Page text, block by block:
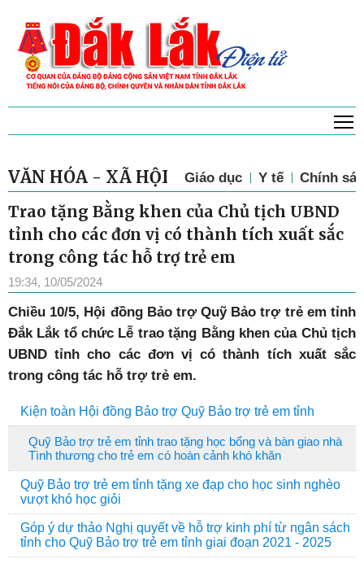
VĂN HÓA - XÃ HỘI Giáo dục Y tế Chính
Trao tặng Bằng khen của Chủ tịch UBND
tỉnh cho các đơn vị có thành tích xuất sắc
trong công tác hỗ trợ trẻ em
19:34, 10/05/2024
Chiều 10/5, Hội đồng Bảo trợ Quỹ Bảo trợ trẻ em tỉnh
Đắk Lắk tổ chức Lễ trao tặng Bằng khen của Chủ tịch
UBND tỉnh cho các đơn vị có thành tích xuất sắc
trong công tác hỗ trợ trẻ em.
Kiện toàn Hội đồng Bảo trợ Quỹ Bảo trợ trẻ em tỉnh
Quỹ Bảo trợ trẻ em tỉnh trao tặng học bổng và bàn giao nhà
Tình thương cho trẻ em có hoàn cảnh khó khăn
Quỹ Bảo trợ trẻ em tỉnh tặng xe đạp cho học sinh nghèo
vượt khó học giỏi
Góp ý dự thảo Nghị quyết về hỗ trợ kinh phí từ ngân sách
tỉnh cho Quỹ Bảo trợ trẻ em tỉnh giai đoạn 2021 - 2025